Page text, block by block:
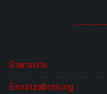
Startseite
Einsatzabteilung